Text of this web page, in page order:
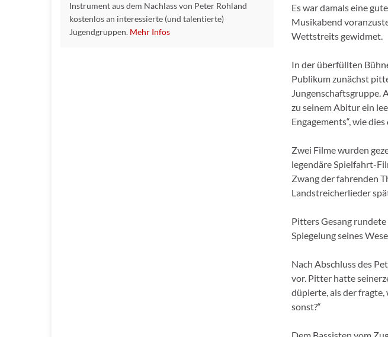
Es war damals eine
Musikabend
Wettstreits gewidmet.
In der überfüllten
Publikum zunächst
Jungenschaftsgruppe.
zu seinem Abitur ein
Engagements“, wie
Zwei Filme wurden
legendäre Spielfahrt-
Zwang der fahrenden
Landstreicherlieder
Pitters Gesang
Spiegelung seines
Nach Abschluss des
vor. Pitter hatte
düpierte, als der fragte,
sonst?“
Instrument aus dem Nachlass von Peter Rohland
kostenlos an interessierte (und talentierte)
Jugendgruppen. Mehr Infos